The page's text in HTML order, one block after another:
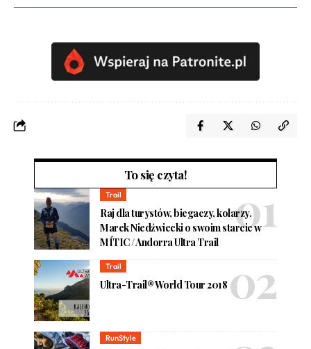
To się czyta!
Trail
Raj dla turystów, biegaczy, kolarzy.
Marek Niedźwiecki o swoim starcie w
MÍTIC / Andorra Ultra Trail
Trail
Ultra-Trail® World Tour 2018
RunStyle